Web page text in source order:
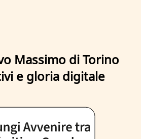
Massimo di Torino
e gloria digitale